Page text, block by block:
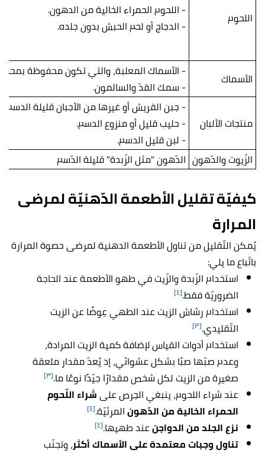
اللحوم
- اللحوم الحمراء الخالية من الدهون.
- الدجاج أو لحم الحبش بدون جلده.
الأسماك
- الأسماك المعلبة، والتي تكون محفوظة
- سمك القدّ والسالمون.
منتجات الألبان
- جبن القريش أو غيرها من الأجبان قليلة الدسم.
- حليب قليل أو منزوع الدسم.
- لبن قليل الدسم.
الزّيوت والدّهون الدّهون "مثل الزّبدة" قليلة الدّسم
كيفيّة تقليل الأطعمة الدّهنيّة لمرضى
المرارة
يُمكن التّقليل من تناول الأطعمة الدهنية لمرضى حصوة المرارة
باتّباع ما يلي:
استخدام الزّبدة والزّيت في طهو الأطعمة عند الحاجة
الضروريّة فقط.[٤]
استخدام رشاش الزيت عند الطهي عِوضًا عن الزيت
التّقليدي.[٣]
استخدام أدوات القياس لإضافة كمية الزيت المرادة،
وعدم صبّها صبًا بشكل عشوائي، إذ يُعدّ مقدار ملعقة
صغيرة من الزيت لكل شخص مقدارًا جيّدًا نوعًا ما.[٣]
عند شراء اللحوم، ينبغي الحِرص علىشراء اللّحوم
الحمراء الخالية من الدّهونالمرئيّة.[٤]
نزع الجلد من الدواجنعند طهيها.[٤]
تناول وجبات معتمدة على الأسماك أكثر، وتجنّب